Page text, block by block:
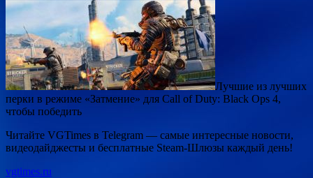
Лучшие из лучших
перки в режиме «Затмение» для Call of Duty: Black Ops 4,
чтобы победить
Читайте VGTimes в Telegram — самые интересные новости,
видеодайджесты и бесплатные Steam-Шлюзы каждый день!
vgtimes.ru